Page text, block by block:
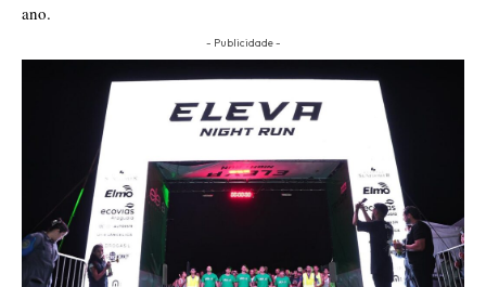
ano.
- Publicidade -